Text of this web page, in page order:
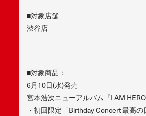
■対象店舗
渋谷店
■対象商品：
6月10日(水)発売
宮本浩次ニューアルバム『I AM HERO
・初回限定「Birthday Concert 最高